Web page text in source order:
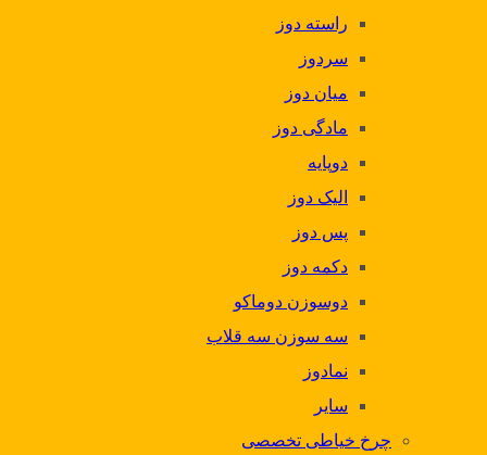
راسته دوز
سردوز
میان دوز
مادگی دوز
دوپایه
الیک دوز
پس دوز
دکمه دوز
دوسوزن دوماکو
سه سوزن سه قلاب
نمادوز
سایر
چرخ خیاطی تخصصی